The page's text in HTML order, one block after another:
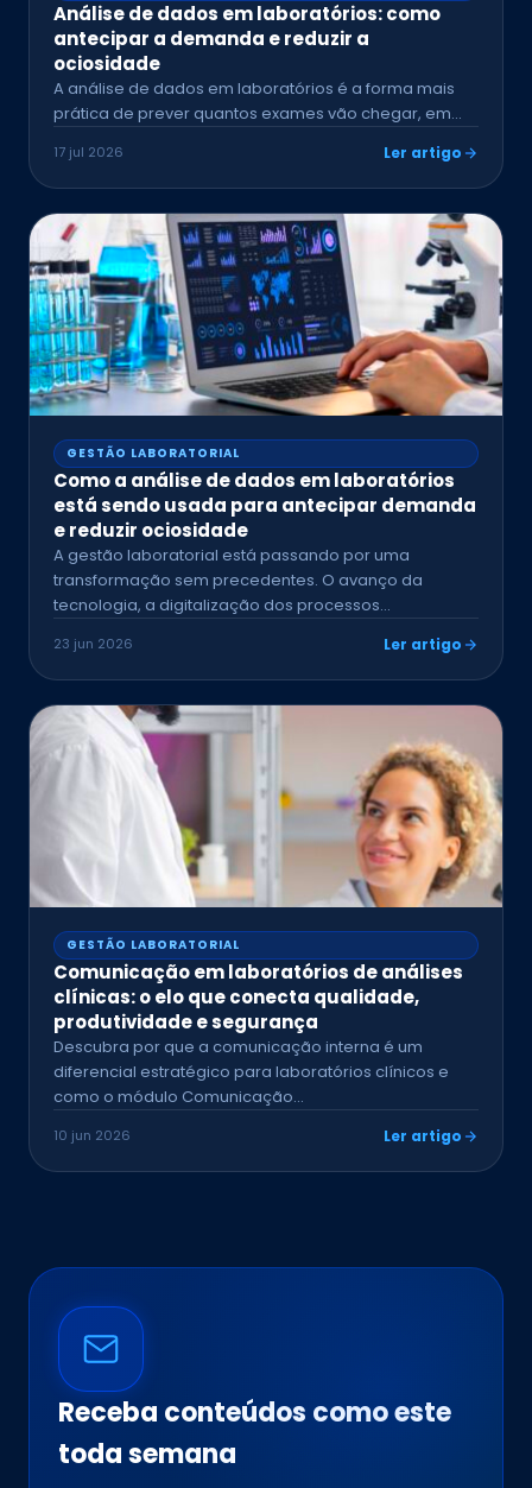
Análise de dados em laboratórios: como
antecipar a demanda e reduzir a
ociosidade
A análise de dados em laboratórios é a forma mais
prática de prever quantos exames vão chegar, em…
17 jul 2026 Ler artigo
GESTÃO LABORATORIAL
Como a análise de dados em laboratórios
está sendo usada para antecipar demanda
e reduzir ociosidade
A gestão laboratorial está passando por uma
transformação sem precedentes. O avanço da
tecnologia, a digitalização dos processos…
23 jun 2026 Ler artigo
GESTÃO LABORATORIAL
Comunicação em laboratórios de análises
clínicas: o elo que conecta qualidade,
produtividade e segurança
Descubra por que a comunicação interna é um
diferencial estratégico para laboratórios clínicos e
como o módulo Comunicação…
10 jun 2026 Ler artigo
Receba conteúdos como este
toda semana